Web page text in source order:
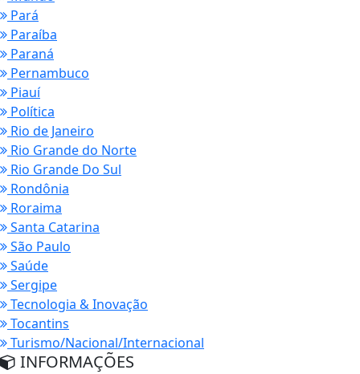
Pará
Paraíba
Paraná
Pernambuco
Piauí
Política
Rio de Janeiro
Rio Grande do Norte
Rio Grande Do Sul
Rondônia
Roraima
Santa Catarina
São Paulo
Saúde
Sergipe
Tecnologia & Inovação
Tocantins
Turismo/Nacional/Internacional
INFORMAÇÕES